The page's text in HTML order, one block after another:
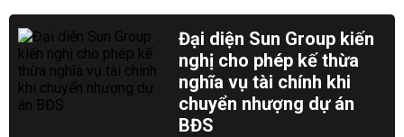
Đại diện Sun Group kiến
nghị cho phép kế thừa
nghĩa vụ tài chính khi
chuyển nhượng dự án
BĐS